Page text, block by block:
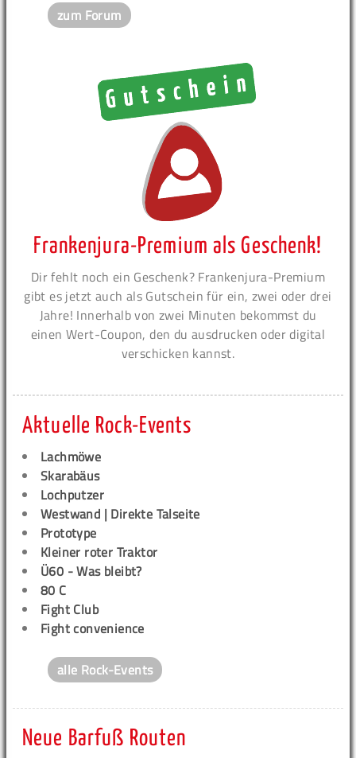
zum Forum
Frankenjura-Premium als Geschenk!
Dir fehlt noch ein Geschenk? Frankenjura-Premium
gibt es jetzt auch als Gutschein für ein, zwei oder drei
Jahre! Innerhalb von zwei Minuten bekommst du
einen Wert-Coupon, den du ausdrucken oder digital
verschicken kannst.
Aktuelle Rock-Events
Lachmöwe
Skarabäus
Lochputzer
Westwand | Direkte Talseite
Prototype
Kleiner roter Traktor
Ü60 - Was bleibt?
80 C
Fight Club
Fight convenience
alle Rock-Events
Neue Barfuß Routen